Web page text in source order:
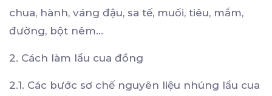
chua, hành, váng đậu, sa tế, muối, tiêu, mắm,
đường, bột nêm…
2. Cách làm lẩu cua đồng
2.1. Các bước sơ chế nguyên liệu nhúng lẩu cua